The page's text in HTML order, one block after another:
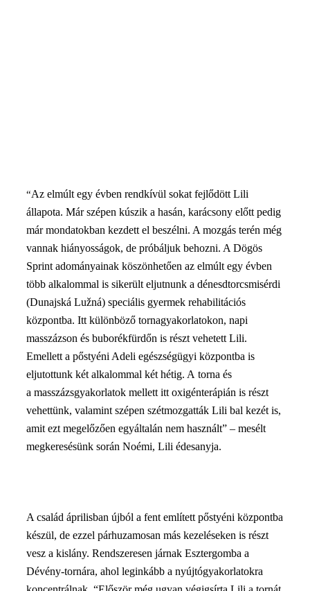
“Az elmúlt egy évben rendkívül sokat fejlődött Lili
állapota. Már szépen kúszik a hasán, karácsony előtt pedig
már mondatokban kezdett el beszélni. A mozgás terén még
vannak hiányosságok, de próbáljuk behozni. A Dögös
Sprint adományainak köszönhetően az elmúlt egy évben
több alkalommal is sikerült eljutnunk a dénesdtorcsmisérdi
(Dunajská Lužná) speciális gyermek rehabilitációs
központba. Itt különböző tornagyakorlatokon, napi
masszázson és buborékfürdőn is részt vehetett Lili.
Emellett a pőstyéni Adeli egészségügyi központba is
eljutottunk két alkalommal két hétig. A torna és
a masszázsgyakorlatok mellett itt oxigénterápián is részt
vehettünk, valamint szépen szétmozgatták Lili bal kezét is,
amit ezt megelőzően egyáltalán nem használt” – mesélt
megkeresésünk során Noémi, Lili édesanyja.
A család áprilisban újból a fent említett pőstyéni központba
készül, de ezzel párhuzamosan más kezeléseken is részt
vesz a kislány. Rendszeresen járnak Esztergomba a
Dévény-tornára, ahol leginkább a nyújtógyakorlatokra